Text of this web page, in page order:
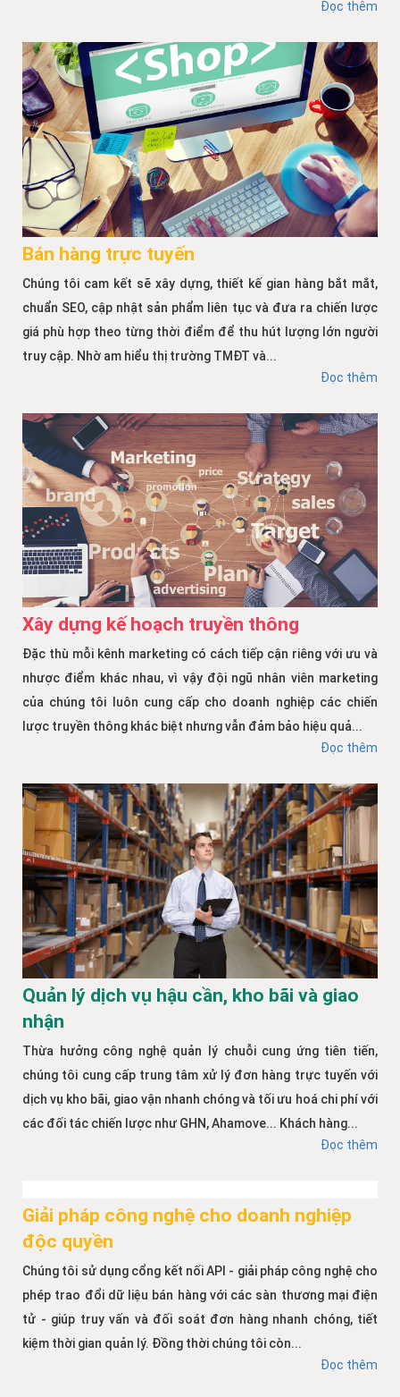
Đọc thêm
Bán hàng trực tuyến
Chúng tôi cam kết sẽ xây dựng, thiết kế gian hàng bắt mắt,
chuẩn SEO, cập nhật sản phẩm liên tục và đưa ra chiến lược
giá phù hợp theo từng thời điểm để thu hút lượng lớn người
truy cập. Nhờ am hiểu thị trường TMĐT và...
Đọc thêm
Xây dựng kế hoạch truyền thông
Đặc thù mỗi kênh marketing có cách tiếp cận riêng với ưu và
nhược điểm khác nhau, vì vậy đội ngũ nhân viên marketing
của chúng tôi luôn cung cấp cho doanh nghiệp các chiến
lược truyền thông khác biệt nhưng vẫn đảm bảo hiệu quả...
Đọc thêm
Quản lý dịch vụ hậu cần, kho bãi và giao
nhận
Thừa hưởng công nghệ quản lý chuỗi cung ứng tiên tiến,
chúng tôi cung cấp trung tâm xử lý đơn hàng trực tuyến với
dịch vụ kho bãi, giao vận nhanh chóng và tối ưu hoá chi phí với
các đối tác chiến lược như GHN, Ahamove... Khách hàng...
Đọc thêm
Giải pháp công nghệ cho doanh nghiệp
độc quyền
Chúng tôi sử dụng cổng kết nối API - giải pháp công nghệ cho
phép trao đổi dữ liệu bán hàng với các sàn thương mại điện
tử - giúp truy vấn và đối soát đơn hàng nhanh chóng, tiết
kiệm thời gian quản lý. Đồng thời chúng tôi còn...
Đọc thêm